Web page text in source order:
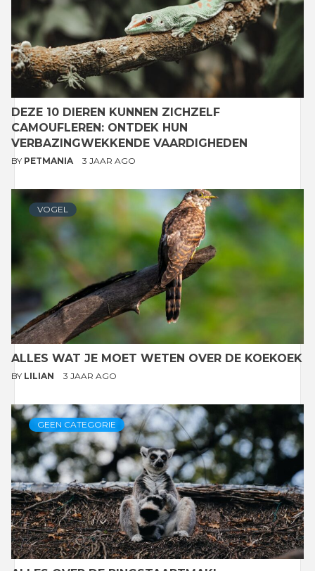
DEZE 10 DIEREN KUNNEN ZICHZELF
CAMOUFLEREN: ONTDEK HUN
VERBAZINGWEKKENDE VAARDIGHEDEN
BY PETMANIA 3 JAAR AGO
VOGEL
ALLES WAT JE MOET WETEN OVER DE KOEKOEK
BY LILIAN 3 JAAR AGO
GEEN CATEGORIE